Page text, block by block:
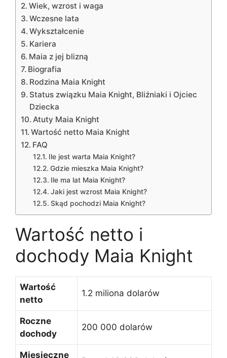
Wiek, wzrost i waga
Wczesne lata
Wykształcenie
Kariera
Maia z jej blizną
Biografia
Rodzina Maia Knight
Status związku Maia Knight, Bliźniaki i Ojciec
Dziecka
Atuty Maia Knight
Wartość netto Maia Knight
FAQ
Ile jest warta Maia Knight?
Gdzie mieszka Maia Knight?
Ile ma lat Maia Knight?
Jaki jest wzrost Maia Knight?
Skąd pochodzi Maia Knight?
Wartość netto i
dochody Maia Knight
Wartość
netto
1.2 miliona dolarów
Roczne
dochody
200 000 dolarów
Miesięczne